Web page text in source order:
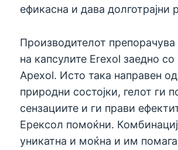
ефикасна и дава долготрајни
Производителот
на капсулите Erexol заедно со
Apexol. Исто така направен
природни состојки, гелот ги
сензациите и ги прави
Ерексол помоќни.
уникатна и моќна и им